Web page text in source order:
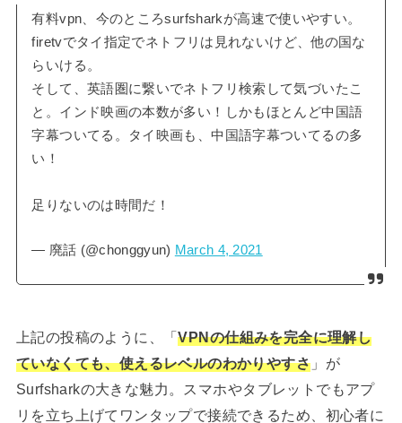
有料vpn、今のところsurfsharkが高速で使いやすい。
firetvでタイ指定でネトフリは見れないけど、他の国な
らいける。
そして、英語圏に繋いでネトフリ検索して気づいたこ
と。インド映画の本数が多い！しかもほとんど中国語
字幕ついてる。タイ映画も、中国語字幕ついてるの多
い！
足りないのは時間だ！
— 廃話 (@chonggyun) March 4, 2021
上記の投稿のように、「VPNの仕組みを完全に理解し
ていなくても、使えるレベルのわかりやすさ 」が
Surfsharkの大きな魅力。スマホやタブレットでもアプ
リを立ち上げてワンタップで接続できるため、初心者に